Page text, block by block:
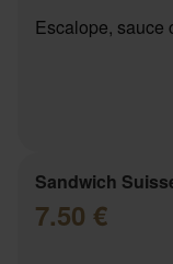
Escalope, sauce
Sandwich
7.50 €